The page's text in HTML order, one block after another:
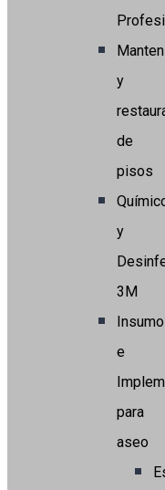
y
de
pisos
y
3M
e
para
aseo